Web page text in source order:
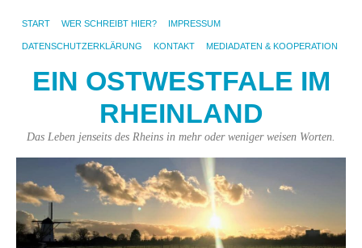
START WER SCHREIBT HIER? IMPRESSUM
DATENSCHUTZERKLÄRUNG KONTAKT MEDIADATEN & KOOPERATION
EIN OSTWESTFALE IM
RHEINLAND
Das Leben jenseits des Rheins in mehr oder weniger weisen Worten.